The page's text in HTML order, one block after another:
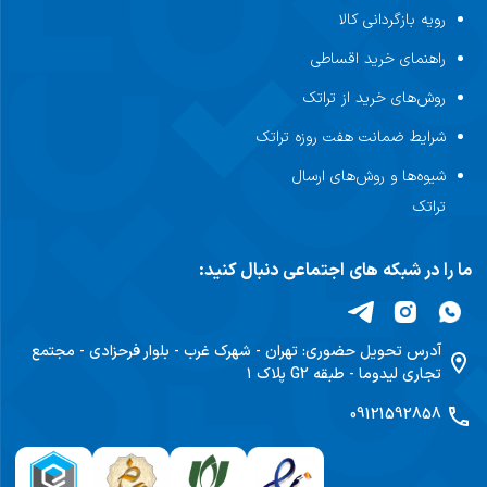
پشتیبانی تراتک همواره آماده است تا به سوالات و مشکلات مشتریان پاسخ داده و
آنها را در تمامی مراحل خرید یاری کند.
مزایای خرید از فروشگاه اینترنتی تراتک
خرید از تراتک نه تنها آسان و بی‌دردسر است، بلکه مزایای بسیاری نیز برای
مشتریان به همراه دارد. اولین و شاید مهم‌ترین مزیت این فروشگاه اینترنتی تراتک،
مزیت دیگر فروشگاه تراتک ارسال سریع و به موقع محصولات است. در کمترین
امکان بازگشت کالا در صورت عدم رضایت یا وجود مشکل در کالا، یکی دیگر از
خیالی آسوده خرید خود را انجام دهند.
علاوه‌بر این، تراتک همیشه در تلاش است تا قیمت‌های رقابتی و مناسبی را برای
تجاری لیدوما - طبقه G2 پلاک ۱
09121592858